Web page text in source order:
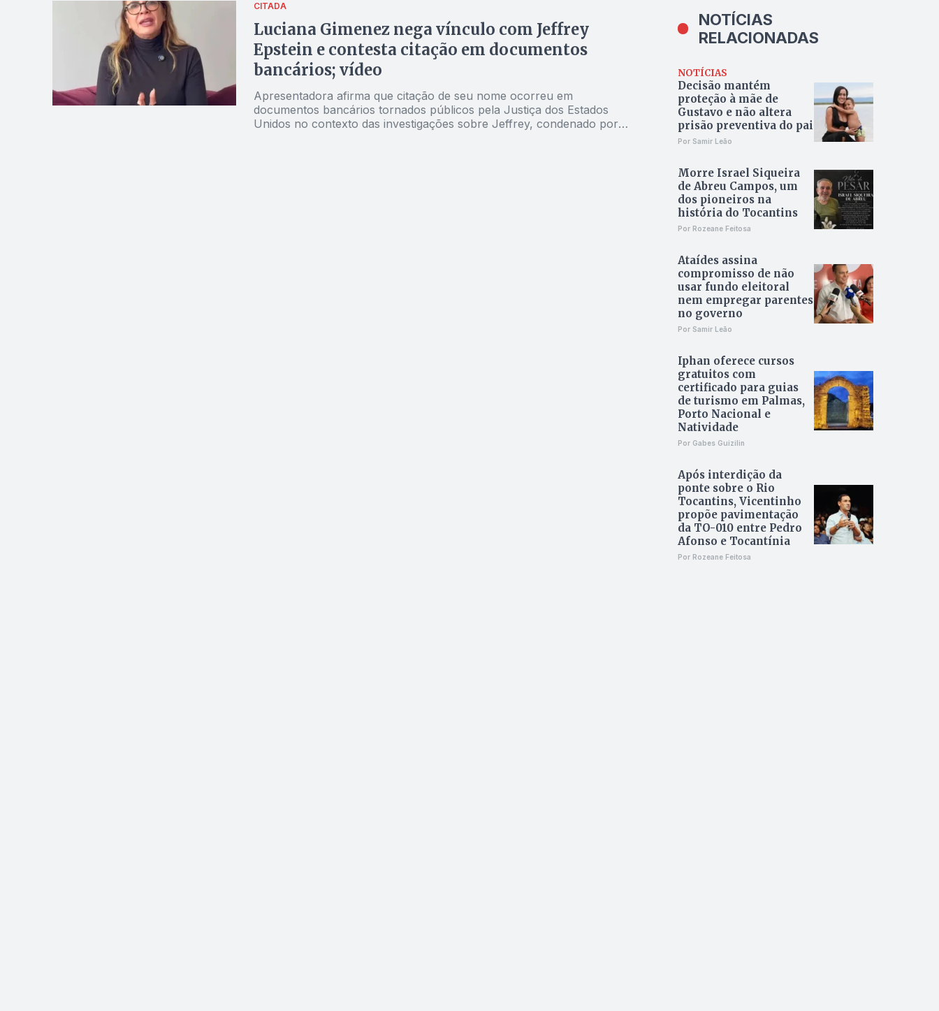
CITADA
Luciana Gimenez nega vínculo com Jeffrey
Epstein e contesta citação em documentos
bancários; vídeo
Apresentadora afirma que citação de seu nome ocorreu em
documentos bancários tornados públicos pela Justiça dos Estados
Unidos no contexto das investigações sobre Jeffrey, condenado por
NOTÍCIAS
RELACIONADAS
NOTÍCIAS
Decisão mantém
proteção à mãe de
Gustavo e não altera
prisão preventiva do pai
Por Samir Leão
Morre Israel Siqueira
de Abreu Campos, um
dos pioneiros na
história do Tocantins
Por Rozeane Feitosa
Ataídes assina
compromisso de não
usar fundo eleitoral
nem empregar parentes
no governo
Por Samir Leão
Iphan oferece cursos
gratuitos com
certificado para guias
de turismo em Palmas,
Porto Nacional e
Natividade
Por Gabes Guizilin
Após interdição da
ponte sobre o Rio
Tocantins, Vicentinho
propõe pavimentação
da TO-010 entre Pedro
Afonso e Tocantínia
Por Rozeane Feitosa